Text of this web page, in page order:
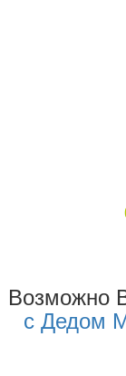
Возможно
с Дедом